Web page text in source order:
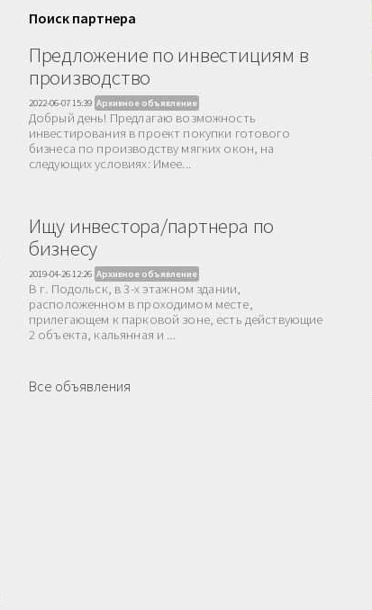
Поиск партнера
Предложение по инвестициям в
производство
2022-06-07 15:39 Архивное объявление
Добрый день! Предлагаю возможность
инвестирования в проект покупки готового
бизнеса по производству мягких окон, на
следующих условиях: Имее...
Ищу инвестора/партнера по
бизнесу
2019-04-26 12:26 Архивное объявление
В г. Подольск, в 3-х этажном здании,
расположенном в проходимом месте,
прилегающем к парковой зоне, есть действующие
2 объекта, кальянная и ...
Все объявления